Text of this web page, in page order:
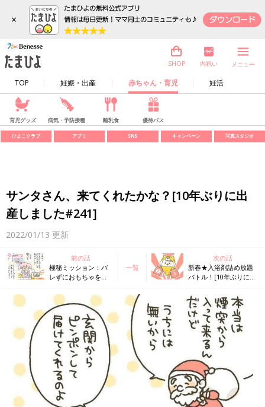
×
TOP 妊娠・出産 赤ちゃん・育児 妊活
SHOP 内祝い メニュー
育児グッズ 病気・予防接種 離乳食 優待パス
ひよこクラブ アプリ SNS キャンペーン 写真スタジオ
サンタさん、来てくれたかな？[10年ぶりに出
産しました#241]
2022/01/13 更新
前の話
極秘ミッション：バ
レずにおもちゃを確
出産しました#240]
一覧
次の話
新春★入浴剤詰め放題
バトル！[10年ぶりに出